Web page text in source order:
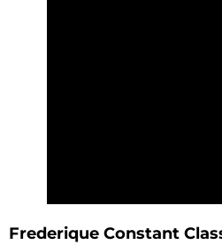
Frederique Constant